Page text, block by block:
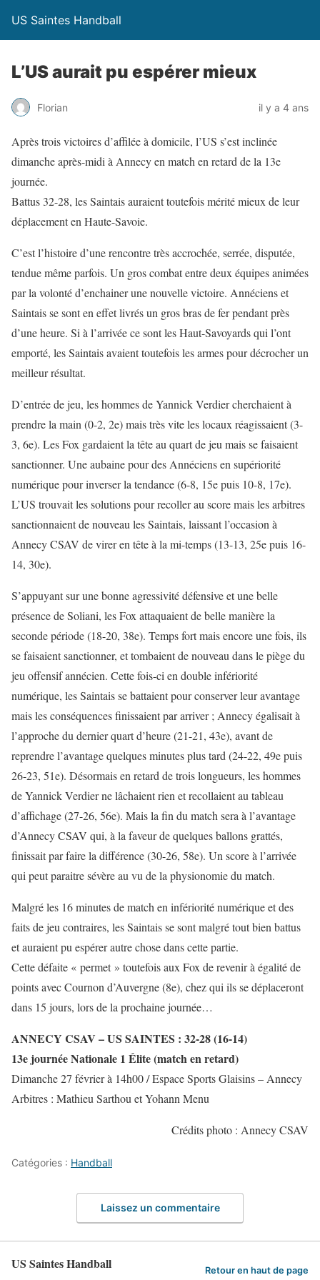
US Saintes Handball
L’US aurait pu espérer mieux
Florian il y a 4 ans
Après trois victoires d’affilée à domicile, l’US s’est inclinée
dimanche après-midi à Annecy en match en retard de la 13e
journée.
Battus 32-28, les Saintais auraient toutefois mérité mieux de leur
déplacement en Haute-Savoie.
C’est l’histoire d’une rencontre très accrochée, serrée, disputée,
tendue même parfois. Un gros combat entre deux équipes animées
par la volonté d’enchainer une nouvelle victoire. Annéciens et
Saintais se sont en effet livrés un gros bras de fer pendant près
d’une heure. Si à l’arrivée ce sont les Haut-Savoyards qui l’ont
emporté, les Saintais avaient toutefois les armes pour décrocher un
meilleur résultat.
D’entrée de jeu, les hommes de Yannick Verdier cherchaient à
prendre la main (0-2, 2e) mais très vite les locaux réagissaient (3-
3, 6e). Les Fox gardaient la tête au quart de jeu mais se faisaient
sanctionner. Une aubaine pour des Annéciens en supériorité
numérique pour inverser la tendance (6-8, 15e puis 10-8, 17e).
L’US trouvait les solutions pour recoller au score mais les arbitres
sanctionnaient de nouveau les Saintais, laissant l’occasion à
Annecy CSAV de virer en tête à la mi-temps (13-13, 25e puis 16-
14, 30e).
S’appuyant sur une bonne agressivité défensive et une belle
présence de Soliani, les Fox attaquaient de belle manière la
seconde période (18-20, 38e). Temps fort mais encore une fois, ils
se faisaient sanctionner, et tombaient de nouveau dans le piège du
jeu offensif annécien. Cette fois-ci en double infériorité
numérique, les Saintais se battaient pour conserver leur avantage
mais les conséquences finissaient par arriver ; Annecy égalisait à
l’approche du dernier quart d’heure (21-21, 43e), avant de
reprendre l’avantage quelques minutes plus tard (24-22, 49e puis
26-23, 51e). Désormais en retard de trois longueurs, les hommes
de Yannick Verdier ne lâchaient rien et recollaient au tableau
d’affichage (27-26, 56e). Mais la fin du match sera à l’avantage
d’Annecy CSAV qui, à la faveur de quelques ballons grattés,
finissait par faire la différence (30-26, 58e). Un score à l’arrivée
qui peut paraitre sévère au vu de la physionomie du match.
Malgré les 16 minutes de match en infériorité numérique et des
faits de jeu contraires, les Saintais se sont malgré tout bien battus
et auraient pu espérer autre chose dans cette partie.
Cette défaite « permet » toutefois aux Fox de revenir à égalité de
points avec Cournon d’Auvergne (8e), chez qui ils se déplaceront
dans 15 jours, lors de la prochaine journée…
ANNECY CSAV – US SAINTES : 32-28 (16-14)
13e journée Nationale 1 Élite (match en retard)
Dimanche 27 février à 14h00 / Espace Sports Glaisins – Annecy
Arbitres : Mathieu Sarthou et Yohann Menu
Crédits photo : Annecy CSAV
Catégories : Handball
Laissez un commentaire
US Saintes Handball Retour en haut de page